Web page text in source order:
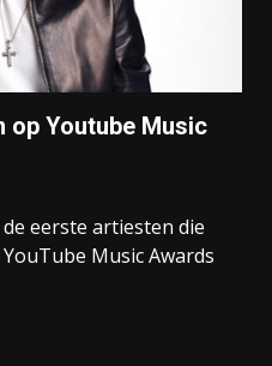
op Youtube Music
eerste artiesten die
Music Awards